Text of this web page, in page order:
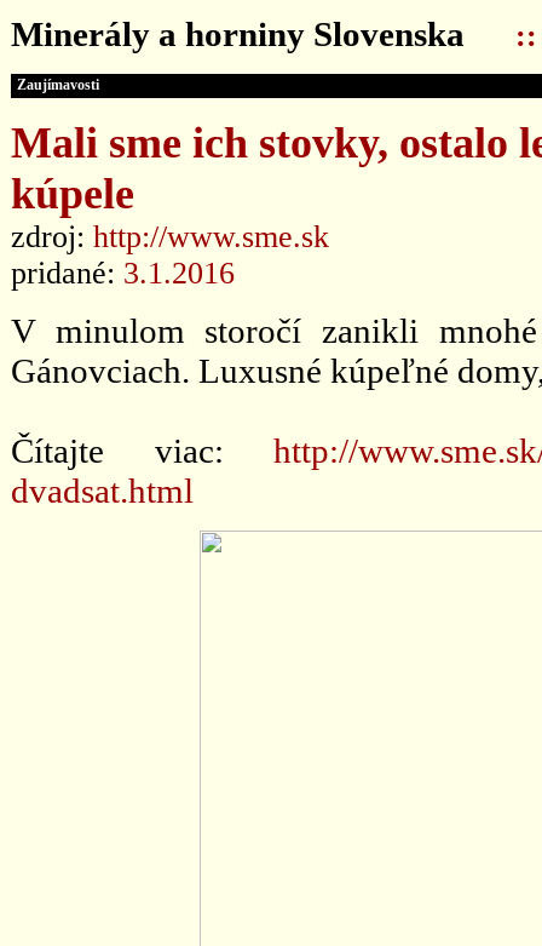
Minerály a horniny Slovenska ::
Zaujímavosti
Mali sme ich stovky, ostalo
kúpele
zdroj: http://www.sme.sk
pridané: 3.1.2016
V minulom storočí zanikli
Gánovciach. Luxusné kúpeľné
Čítajte viac: http://
dvadsat.html